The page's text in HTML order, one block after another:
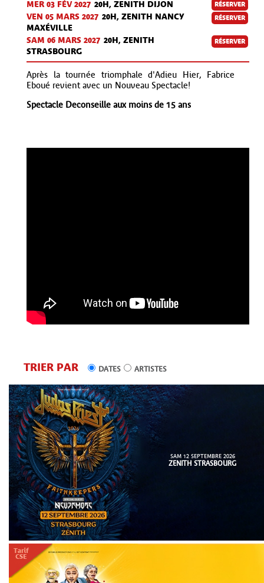
MER 03 FÉV 2027 20H, ZENITH DIJON RÉSERVER
VEN 05 MARS 2027 20H, ZENITH NANCY
MAXÉVILLE
RÉSERVER
SAM 06 MARS 2027 20H, ZENITH
STRASBOURG
RÉSERVER
Après la tournée triomphale d'Adieu Hier, Fabrice
Eboué revient avec un Nouveau Spectacle!
Spectacle Deconseille aux moins de 15 ans
TRIER PAR DATES ARTISTES
SAM 12 SEPTEMBRE 2026
ZENITH STRASBOURG